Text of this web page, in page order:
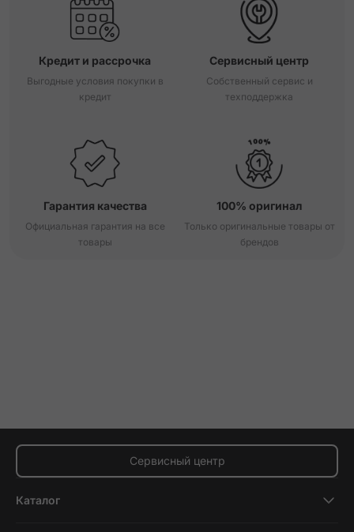
Кредит и рассрочка
Выгодные условия покупки в
кредит
Сервисный центр
Собственный сервис и
техподдержка
Гарантия качества
Официальная гарантия на все
товары
100% оригинал
Только оригинальные товары от
брендов
Сервисный центр
Каталог